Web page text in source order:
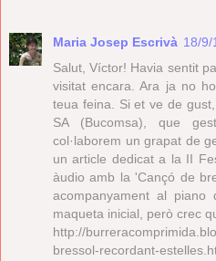
Maria Josep Escrivà 18/9/
Salut, Víctor! Havia sentit
visitat encara. Ara ja no
teua feina. Si et ve de
SA (Bucomsa), que
col·laborem un grapat de
un article dedicat a la II
àudio amb la 'Cançó de
acompanyament al piano
maqueta inicial, però crec
http://
bressol-recordant-